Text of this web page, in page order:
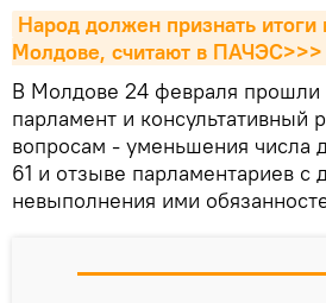
Народ должен признать итоги
Молдове, считают в ПАЧЭС>>>
В Молдове 24 февраля
парламент и консультативный
вопросам - уменьшения числа
61 и отзыве парламентариев с
невыполнения ими